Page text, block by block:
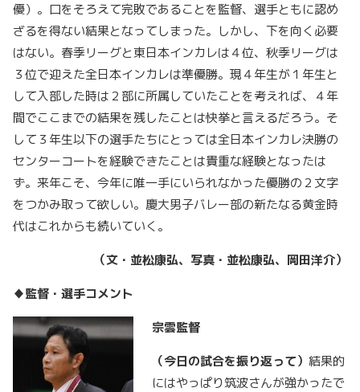
優）。口をそろえて完敗であることを監督、選手ともに認め
ざるを得ない結果となってしまった。しかし、下を向く必要
はない。春季リーグと東日本インカレは４位、秋季リーグは
３位で迎えた全日本インカレは準優勝。現４年生が１年生と
して入部した時は２部に所属していたことを考えれば、４年
間でここまでの結果を残したことは快挙と言えるだろう。そ
して３年生以下の選手たちにとっては全日本インカレ決勝の
センターコートを経験できたことは貴重な経験となったは
ず。来年こそ、今年に唯一手にいられなかった優勝の２文字
をつかみ取って欲しい。慶大男子バレー部の新たなる黄金時
代はこれからも続いていく。
（文・並松康弘、写真・並松康弘、岡田洋介）
♦監督・選手コメント
宗雲監督
（今日の試合を振り返って） 結果的
にはやっぱり筑波さんが強かったで